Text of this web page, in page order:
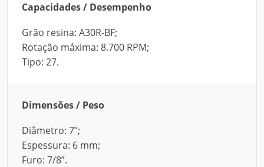
Capacidades / Desempenho
Grão resina: A30R-BF;
Rotação máxima: 8.700 RPM;
Tipo: 27.
Dimensões / Peso
Diâmetro: 7”;
Espessura: 6 mm;
Furo: 7/8”.